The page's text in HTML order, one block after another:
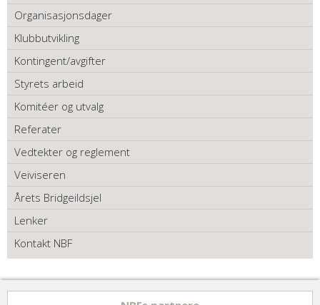
Organisasjonsdager
Klubbutvikling
Kontingent/avgifter
Styrets arbeid
Komitéer og utvalg
Referater
Vedtekter og reglement
Veiviseren
Årets Bridgeildsjel
Lenker
Kontakt NBF